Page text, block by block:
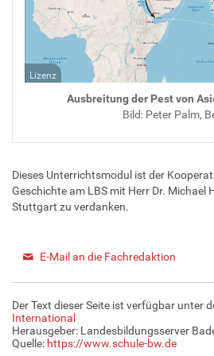
Lizenz
Ausbreitung der Pest von
Bild: Peter Palm,
Dieses Unterrichtsmodul ist der
Geschichte am LBS mit Herr Dr. Michael
Stuttgart zu verdanken.
E-Mail an die Fachredaktion
Der Text dieser Seite ist verfügbar unter
International
Herausgeber: Landesbildungsserver
Quelle: https://www.schule-bw.de